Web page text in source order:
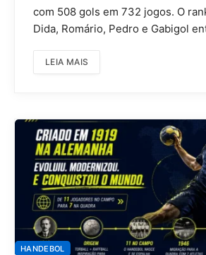
com 508 gols em 732 jogos. O
Dida, Romário, Pedro e Gabigol
LEIA MAIS
HANDEBOL